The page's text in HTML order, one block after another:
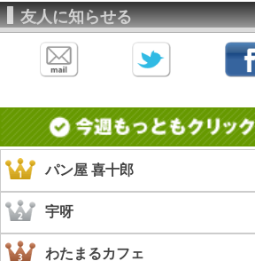
友人に知らせる
パン屋 喜十郎
宇呀
わたまるカフェ